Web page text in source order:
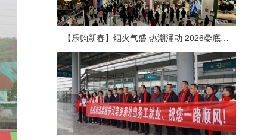
【乐购新春】烟火气盛 热潮涌动 2026娄底春节消费市场喜迎“开门红”